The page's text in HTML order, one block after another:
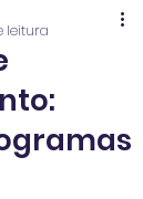
leitura